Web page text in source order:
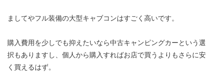
ましてやフル装備の大型キャブコンはすごく高いです。
購入費用を少しでも抑えたいなら中古キャンピングカーという選
択もありますし、個人から購入すればお店で買うよりもさらに安
く買えるはず。